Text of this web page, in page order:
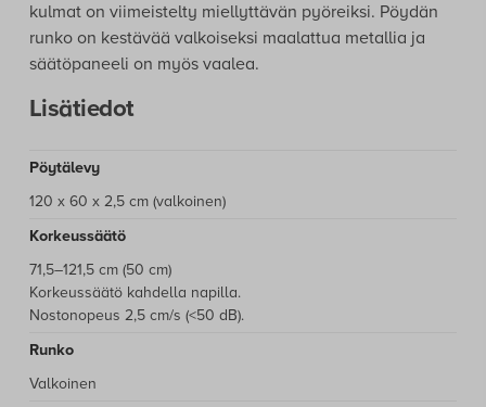
kulmat on viimeistelty miellyttävän pyöreiksi. Pöydän
runko on kestävää valkoiseksi maalattua metallia ja
säätöpaneeli on myös vaalea.
Lisätiedot
Pöytälevy
120 x 60 x 2,5 cm (valkoinen)
Korkeussäätö
71,5–121,5 cm (50 cm)
Korkeussäätö kahdella napilla.
Nostonopeus 2,5 cm/s (<50 dB).
Runko
Valkoinen